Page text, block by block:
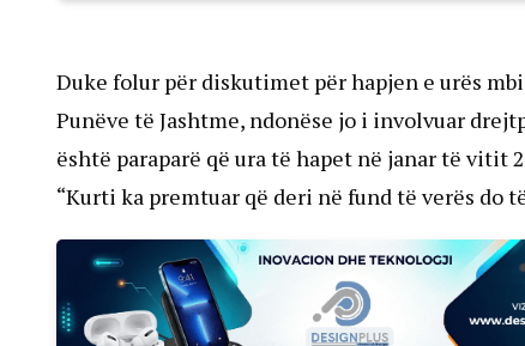
Duke folur për diskutimet për hapjen e urës
Punëve të Jashtme, ndonëse jo i involvuar
është paraparë që ura të hapet në janar të vitit
“Kurti ka premtuar që deri në fund të verës do